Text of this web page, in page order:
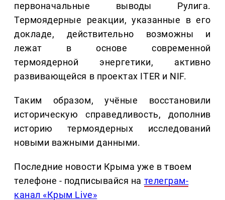
первоначальные выводы Рулига.
Термоядерные реакции, указанные в его
докладе, действительно возможны и
лежат в основе современной
термоядерной энергетики, активно
развивающейся в проектах ITER и NIF.
Таким образом, учёные восстановили
историческую справедливость, дополнив
историю термоядерных исследований
новыми важными данными.
Последние новости Крыма уже в твоем
телефоне - подписывайся на телеграм-
канал «Крым Live»